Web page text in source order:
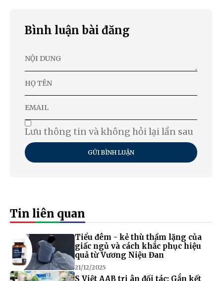
Bình luận bài đăng
Lưu thông tin và không hỏi lại lần sau
GỬI BÌNH LUẬN
Tin liên quan
Tiểu đêm - kẻ thù thầm lặng của
giấc ngủ và cách khắc phục hiệu
quả từ Vương Niệu Đan
21/12/2025
S Việt AAB tri ân đối tác: Gắn kết